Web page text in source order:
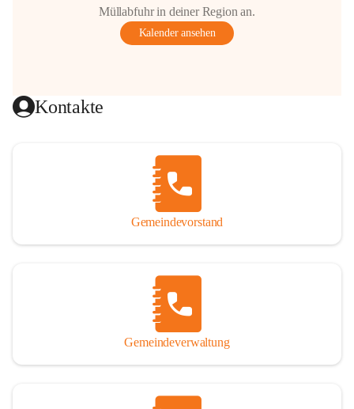
Müllabfuhr in deiner Region an.
Kalender ansehen
Kontakte
Gemeindevorstand
Gemeindeverwaltung